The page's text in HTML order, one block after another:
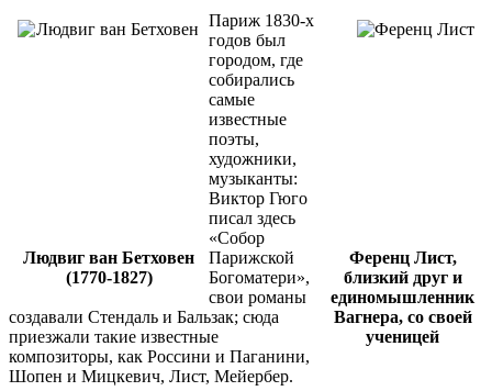
Людвиг ван Бетховен
(1770-1827)
Ференц Лист,
близкий друг и
единомышленник
Вагнера, со своей
ученицей
Париж 1830-х
годов был
городом, где
собирались
самые
известные
поэты,
художники,
музыканты:
Виктор Гюго
писал здесь
«Собор
Парижской
Богоматери»,
свои романы
создавали Стендаль и Бальзак; сюда
приезжали такие известные
композиторы, как Россини и Паганини,
Шопен и Мицкевич, Лист, Мейербер.